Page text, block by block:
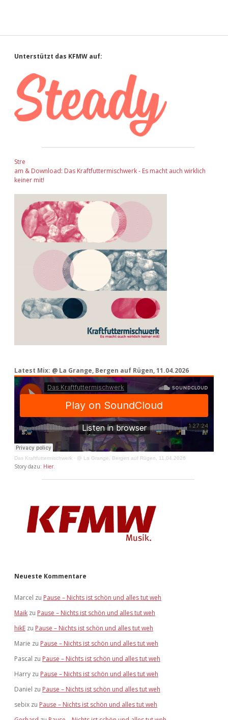
Adventskalender 2024
Sidebar
Unterstützt das KFMW auf:
Stre
am & Download: Das Kraftfuttermischwerk - Es macht auch wirklich
keiner mit!
Latest Mix: @ La Grange, Bergen auf Rügen, 11.04.2026
Das Kraftfuttermischwerk · @ La Grange, Bergen auf Rügen, 11.04.2026
Story dazu: Hier.
Neueste Kommentare
Marcel zu Pause – Nichts ist schön und alles tut weh
Maik zu Pause – Nichts ist schön und alles tut weh
hikE zu Pause – Nichts ist schön und alles tut weh
Marie zu Pause – Nichts ist schön und alles tut weh
Pascal zu Pause – Nichts ist schön und alles tut weh
Harry zu Pause – Nichts ist schön und alles tut weh
Daniel zu Pause – Nichts ist schön und alles tut weh
sebix zu Pause – Nichts ist schön und alles tut weh